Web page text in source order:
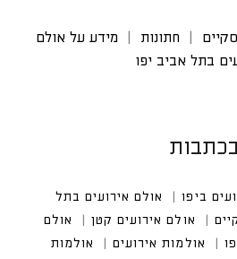
חתונות
מידע על אולם
בתל אביב יפו
בכתבות
ביפו
אולם אירועים בתל א
אולם אירועים קטן
אולם חתונ
אולמות אירועים
אולמות אירועים